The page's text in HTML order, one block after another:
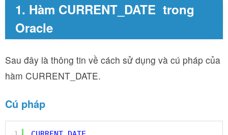
1. Hàm CURRENT_DATE trong
Oracle
Sau đây là thông tin về cách sử dụng và cú pháp của
hàm CURRENT_DATE.
Cú pháp